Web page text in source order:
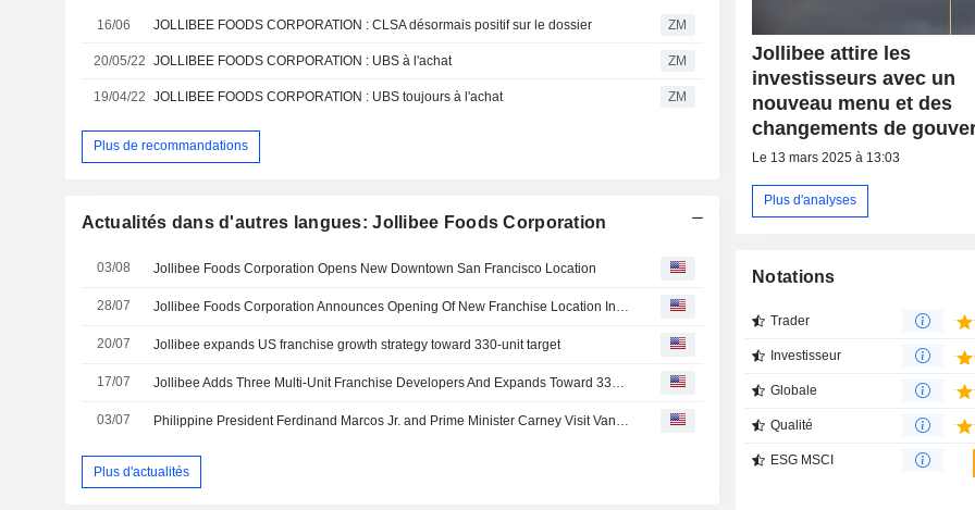
16/06 JOLLIBEE FOODS CORPORATION : CLSA désormais positif sur le dossier ZM
20/05/22 JOLLIBEE FOODS CORPORATION : UBS à l'achat ZM
19/04/22 JOLLIBEE FOODS CORPORATION : UBS toujours à l'achat ZM
Plus de recommandations
Actualités dans d'autres langues: Jollibee Foods Corporation
03/08 Jollibee Foods Corporation Opens New Downtown San Francisco Location
28/07 Jollibee Foods Corporation Announces Opening Of New Franchise Location In Downtown San Francisco
20/07 Jollibee expands US franchise growth strategy toward 330-unit target
17/07 Jollibee Adds Three Multi-Unit Franchise Developers And Expands Toward 330 US Franchise Restaurants By 2030
03/07 Philippine President Ferdinand Marcos Jr. and Prime Minister Carney Visit Vancouver Jollibee in Celebration of the Brand's Economic Impact and Expansion in Canada
Plus d'actualités
Jollibee attire les
investisseurs avec un
nouveau menu et des
changements de
Le 13 mars 2025 à 13:03
Plus d'analyses
Notations
Trader
Investisseur
Globale
Qualité
ESG MSCI